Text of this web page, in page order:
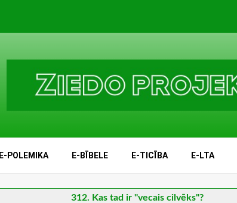
E-POLEMIKA E-BĪBELE E-TICĪBA E-LTA
312. Kas tad ir "vecais cilvēks"?